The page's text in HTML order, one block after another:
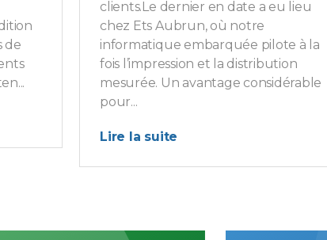
de
clients.Le dernier en date a eu lieu
chez Ets Aubrun, où notre
informatique embarquée pilote à la
fois l’impression et la distribution
mesurée. Un avantage considérable
pour...
Lire la suite